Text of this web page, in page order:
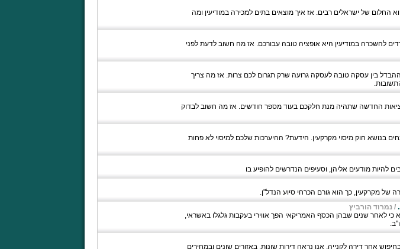
החלום של ישראלים רבים. אז איך מוצאים בתים למכירה במודיעין ומה
להשכרה במודיעין היא אופציה טובה עבורכם. אז מה חשוב לדעת לפני
בין עסקה טובה לעסקה גרועה שרק תגרום לכם צרות. אז מה צריך
החדשה שתהיה מנת חלקכם בעוד מספר חודשים. אז מה חשוב לבדוק
בנושא חוק מיסוי מקרקעין. הידעת? ההיערכות שלכם למיסוי לא פחות
להיות מודעים אליהן, וסעיפים הנדרשים להופיע בו
מקרקעין, כך הוא גורם הכרחי סיוע הנדל"ן.
/ נמרוד הורביץ
לאחר שנים שבהן הכסף האמריקאי הפך אווירי בעקבות גלגלו באשראי,
אחר דירה לקנייה, אנו נראה דירות שונות, באזורים שונים ובמחירים